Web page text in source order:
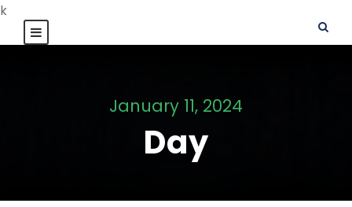
k
January 11, 2024
Day